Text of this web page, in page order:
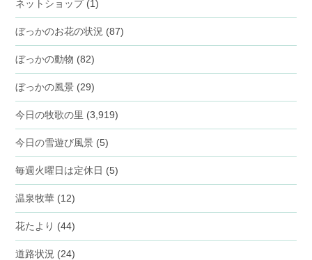
ネットショップ(1)
ぼっかのお花の状況 (87)
ぼっかの動物 (82)
ぼっかの風景 (29)
今日の牧歌の里 (3,919)
今日の雪遊び風景 (5)
毎週火曜日は定休日 (5)
温泉牧華 (12)
花たより (44)
道路状況 (24)